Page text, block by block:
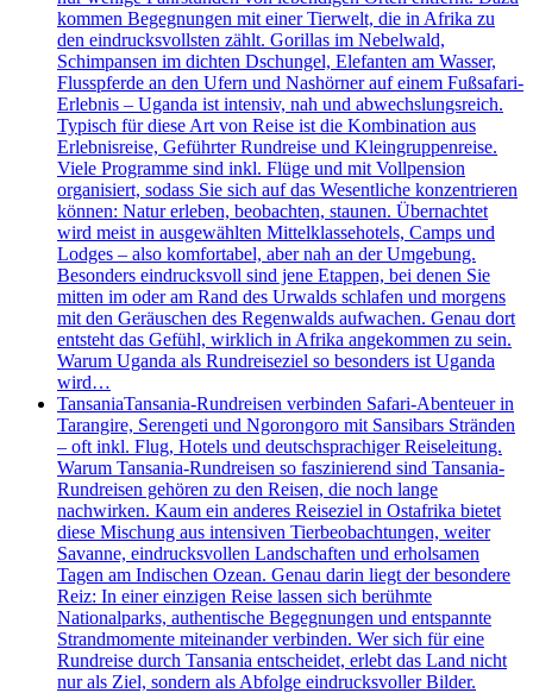
kommen Begegnungen mit einer Tierwelt, die in Afrika zu
den eindrucksvollsten zählt. Gorillas im Nebelwald,
Schimpansen im dichten Dschungel, Elefanten am Wasser,
Flusspferde an den Ufern und Nashörner auf einem Fußsafari-
Erlebnis – Uganda ist intensiv, nah und abwechslungsreich.
Typisch für diese Art von Reise ist die Kombination aus
Erlebnisreise, Geführter Rundreise und Kleingruppenreise.
Viele Programme sind inkl. Flüge und mit Vollpension
organisiert, sodass Sie sich auf das Wesentliche konzentrieren
können: Natur erleben, beobachten, staunen. Übernachtet
wird meist in ausgewählten Mittelklassehotels, Camps und
Lodges – also komfortabel, aber nah an der Umgebung.
Besonders eindrucksvoll sind jene Etappen, bei denen Sie
mitten im oder am Rand des Urwalds schlafen und morgens
mit den Geräuschen des Regenwalds aufwachen. Genau dort
entsteht das Gefühl, wirklich in Afrika angekommen zu sein.
Warum Uganda als Rundreiseziel so besonders ist Uganda
wird…
TansaniaTansania-Rundreisen verbinden Safari-Abenteuer in
Tarangire, Serengeti und Ngorongoro mit Sansibars Stränden
– oft inkl. Flug, Hotels und deutschsprachiger Reiseleitung.
Warum Tansania-Rundreisen so faszinierend sind Tansania-
Rundreisen gehören zu den Reisen, die noch lange
nachwirken. Kaum ein anderes Reiseziel in Ostafrika bietet
diese Mischung aus intensiven Tierbeobachtungen, weiter
Savanne, eindrucksvollen Landschaften und erholsamen
Tagen am Indischen Ozean. Genau darin liegt der besondere
Reiz: In einer einzigen Reise lassen sich berühmte
Nationalparks, authentische Begegnungen und entspannte
Strandmomente miteinander verbinden. Wer sich für eine
Rundreise durch Tansania entscheidet, erlebt das Land nicht
nur als Ziel, sondern als Abfolge eindrucksvoller Bilder.